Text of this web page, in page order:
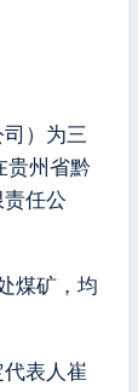
）为三
贵州省黔
任公
煤矿，均
表人崔